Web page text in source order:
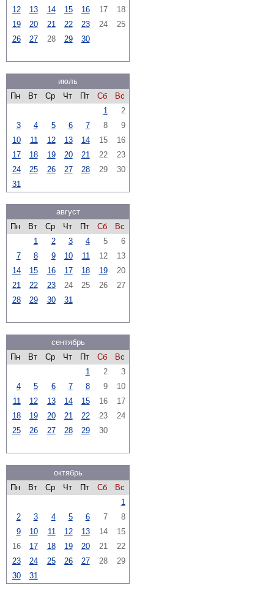
12
13 14 15 16 17
18
19
20 21 22 23 24
25
26
27 28 29 30
июль
Пн
Вт Ср Чт Пт Сб
Вс
1
2
3
4 5 6 7 8
9
10
11 12 13 14 15
16
17
18 19 20 21 22
23
24
25 26 27 28 29
30
31
август
Пн
Вт Ср Чт Пт Сб
Вс
1
2 3 4 5
6
7
8 9 10 11 12
13
14
15 16 17 18 19
20
21
22 23 24 25 26
27
28
29 30 31
сентябрь
Пн
Вт Ср Чт Пт Сб
Вс
1
2
3
4
5 6 7 8 9
10
11
12 13 14 15 16
17
18
19 20 21 22 23
24
25
26 27 28 29 30
октябрь
Пн
Вт Ср Чт Пт Сб
Вс
1
2
3 4 5 6 7
8
9
10 11 12 13 14
15
16
17 18 19 20 21
22
23
24 25 26 27 28
29
30
31